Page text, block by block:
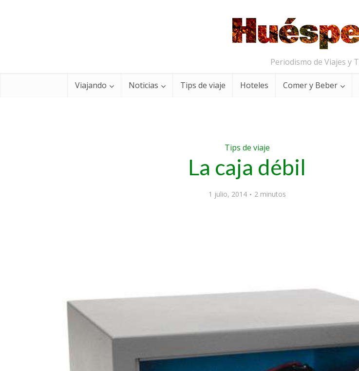
Periodismo de Viajes y
Viajando Noticias Tips de viaje Hoteles Comer y Beber
Tips de viaje
La caja débil
1 julio, 2014 2 minutos